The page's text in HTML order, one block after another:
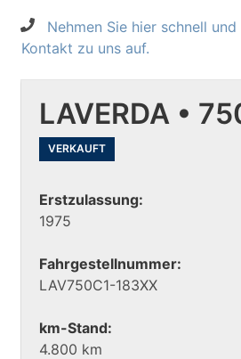
Nehmen Sie hier schnell
Kontakt zu uns auf.
LAVERDA •
VERKAUFT
Erstzulassung:
1975
Fahrgestellnummer:
LAV750C1-183XX
km-Stand:
4.800 km